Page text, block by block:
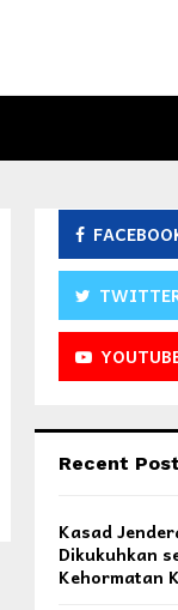
Recent
Kasad
Dikukuhkan
Kehormatan